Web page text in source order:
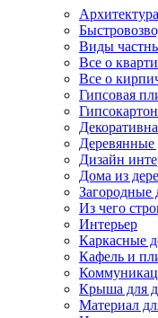
Виды
Все о
Все о
Гипсовая
Гипсокартон
Деревянные
Дизайн
Дома из
Загородные
Из чего
Интерьер
Каркасные
Кафель и
Крыша для
Материал